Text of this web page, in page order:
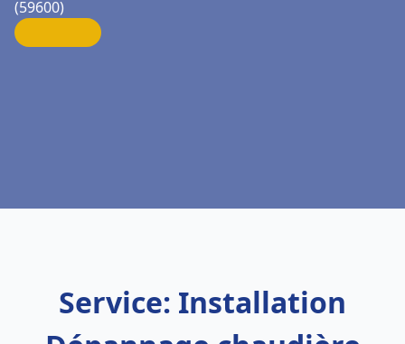
(59600)
Service: Installation